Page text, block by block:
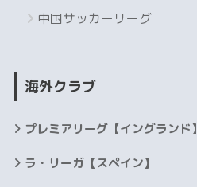
中国サッカーリーグ
海外クラブ
プレミアリーグ【イングランド】
ラ・リーガ【スペイン】